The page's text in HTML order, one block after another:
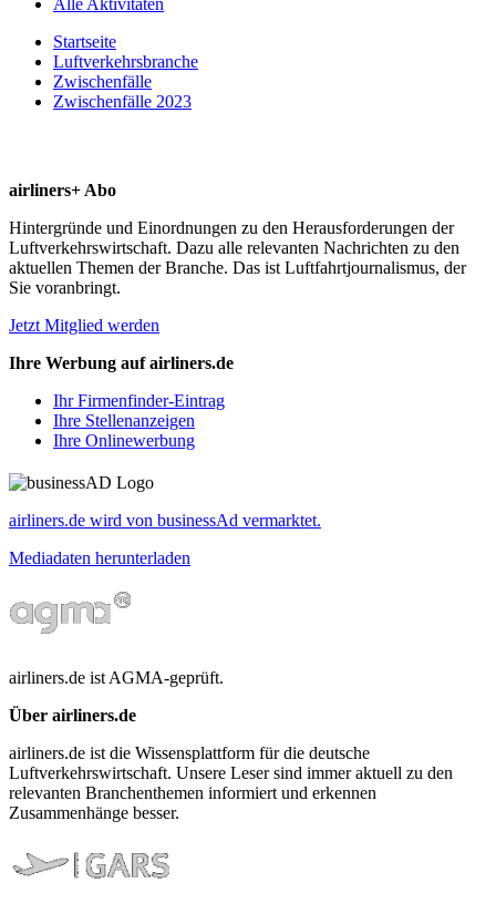
Startseite
Luftverkehrsbranche
Zwischenfälle
Zwischenfälle 2023
airliners+ Abo
Hintergründe und Einordnungen zu den Herausforderungen der
Luftverkehrswirtschaft. Dazu alle relevanten Nachrichten zu den
aktuellen Themen der Branche. Das ist Luftfahrtjournalismus, der
Sie voranbringt.
Jetzt Mitglied werden
Ihre Werbung auf airliners.de
Ihr Firmenfinder-Eintrag
Ihre Stellenanzeigen
Ihre Onlinewerbung
airliners.de wird von businessAd vermarktet.
Mediadaten herunterladen
airliners.de ist AGMA-geprüft.
Über airliners.de
airliners.de ist die Wissensplattform für die deutsche
Luftverkehrswirtschaft. Unsere Leser sind immer aktuell zu den
relevanten Branchenthemen informiert und erkennen
Zusammenhänge besser.